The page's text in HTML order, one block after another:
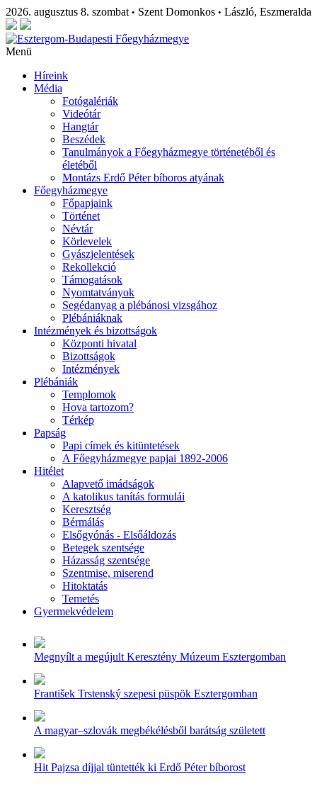
2026. augusztus 8. szombat • Szent Domonkos • László, Eszmeralda
Menü
Híreink
Média
Fotógalériák
Videótár
Hangtár
Beszédek
Tanulmányok a Főegyházmegye történetéből és
életéből
Montázs Erdő Péter bíboros atyának
Főegyházmegye
Főpapjaink
Történet
Névtár
Körlevelek
Gyászjelentések
Rekollekció
Támogatások
Nyomtatványok
Segédanyag a plébánosi vizsgához
Plébániáknak
Intézmények és bizottságok
Központi hivatal
Bizottságok
Intézmények
Plébániák
Templomok
Hova tartozom?
Térkép
Papság
Papi címek és kitüntetések
A Főegyházmegye papjai 1892-2006
Hitélet
Alapvető imádságok
A katolikus tanítás formulái
Keresztség
Bérmálás
Elsőgyónás - Elsőáldozás
Betegek szentsége
Házasság szentsége
Szentmise, miserend
Hitoktatás
Temetés
Gyermekvédelem
Megnyílt a megújult Keresztény Múzeum Esztergomban
František Trstenský szepesi püspök Esztergomban
A magyar–szlovák megbékélésből barátság született
Hit Pajzsa díjjal tüntették ki Erdő Péter bíborost